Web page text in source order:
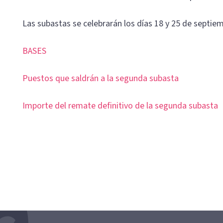
Las subastas se celebrarán los días 18 y 25 de
BASES
Puestos que saldrán a la segunda subasta
Importe del remate definitivo de la segunda subasta